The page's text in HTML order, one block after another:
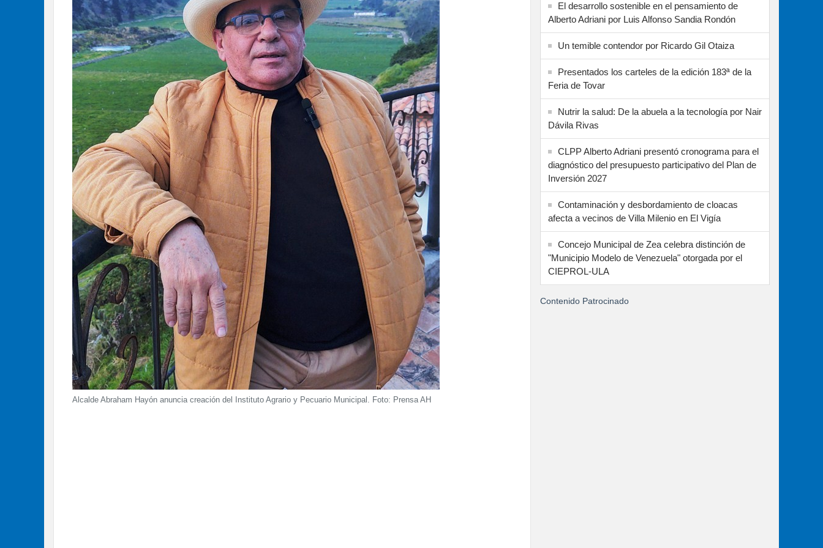
Alcalde Abraham Hayón anuncia creación del Instituto Agrario y Pecuario Municipal. Foto: Prensa AH
El desarrollo sostenible en el pensamiento de
Alberto Adriani por Luis Alfonso Sandia Rondón
Un temible contendor por Ricardo Gil Otaiza
Presentados los carteles de la edición 183ª de la
Feria de Tovar
Nutrir la salud: De la abuela a la tecnología por Nair
Dávila Rivas
CLPP Alberto Adriani presentó cronograma para el
diagnóstico del presupuesto participativo del Plan de
Inversión 2027
Contaminación y desbordamiento de cloacas
afecta a vecinos de Villa Milenio en El Vigía
Concejo Municipal de Zea celebra distinción de
"Municipio Modelo de Venezuela" otorgada por el
CIEPROL-ULA
Contenido Patrocinado